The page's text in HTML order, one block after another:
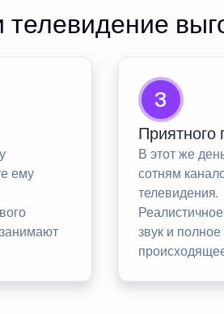
ему
3
Приятного
В этот же
сотням
телевидения.
звук и